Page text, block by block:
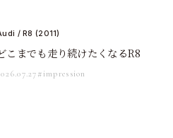
/ R8 (2011)
こまでも走り続けたくなるR8
#impression